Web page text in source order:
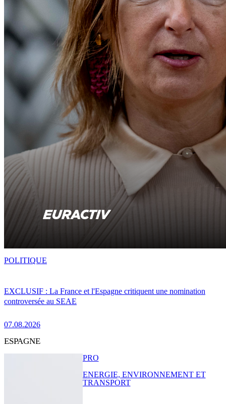
EXCLUSIF : La France et l'Espagne critiquent une nomination
controversée au SEAE
07.08.2026
POLITIQUE
ESPAGNE
PRO
ENERGIE, ENVIRONNEMENT ET
TRANSPORT